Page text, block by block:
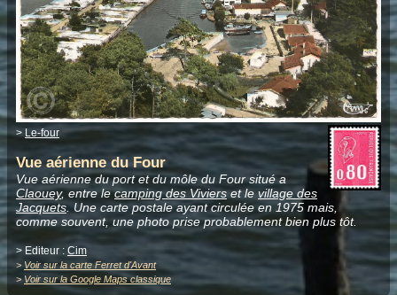
> Le-four
Vue aérienne du Four
Vue aérienne du port et du môle du Four situé a
Claouey, entre lecamping des Vivierset levillage des
Jacquets. Une carte postale ayant circulée en 1975 mais,
comme souvent, une photo prise probablement bien plus tôt.
> Editeur : Cim
> Voir sur la carte Ferret d'Avant
> Voir sur la Google Maps classique